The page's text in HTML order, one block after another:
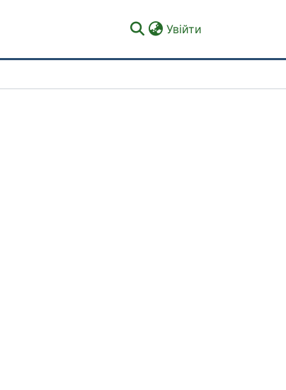
Увійти